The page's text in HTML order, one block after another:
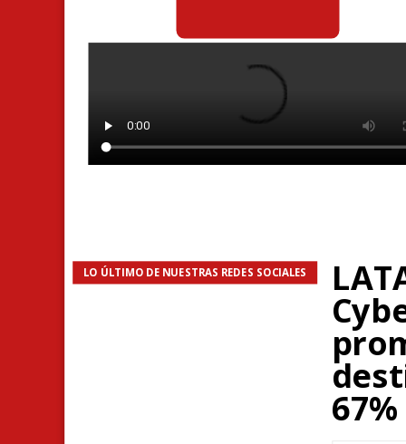
LO ÚLTIMO DE NUESTRAS REDES SOCIALES
67%